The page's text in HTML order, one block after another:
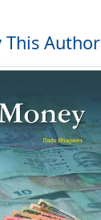
This Author